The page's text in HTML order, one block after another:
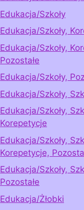
Edukacja/Szkoły
Edukacja/Szkoły,
Edukacja/Szkoły,
Pozostałe
Edukacja/Szkoły,
Edukacja/Szkoły,
Edukacja/Szkoły,
Korepetycje
Edukacja/Szkoły,
Korepetycje,
Edukacja/Szkoły,
Pozostałe
Edukacja/Żłobki